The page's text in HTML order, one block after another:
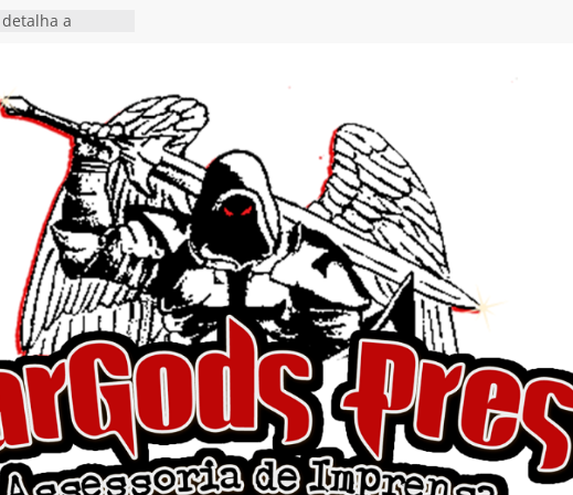
a
em formato
nas plataformas
show em
Autoral” e
do novo single
de uma
do EP
I Begin”
o single “Keep
e detalha
álbum